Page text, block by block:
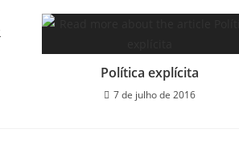
Política explícita
7 de julho de 2016